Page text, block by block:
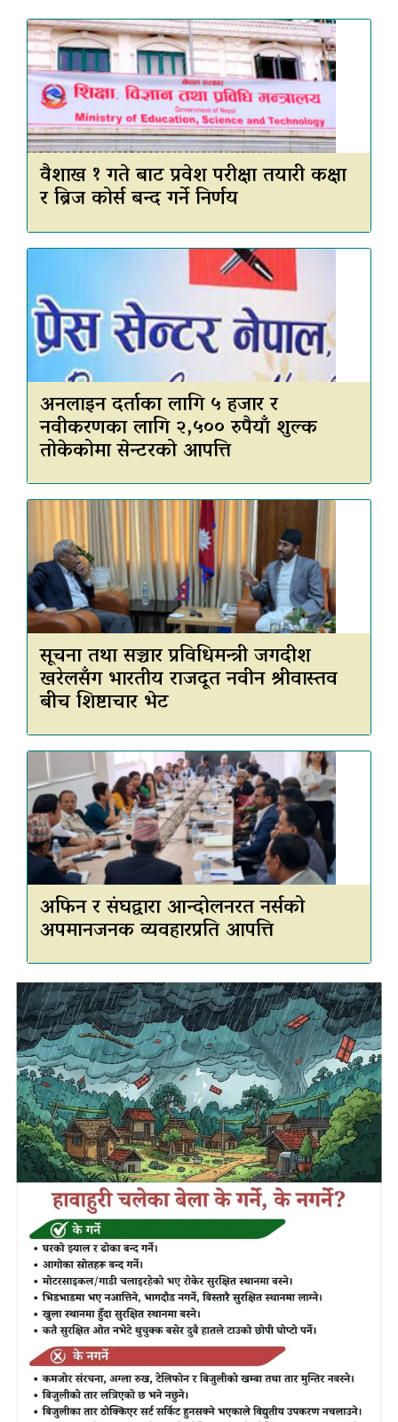
वैशाख १ गते बाट प्रवेश परीक्षा तयारी कक्षा
र ब्रिज कोर्स बन्द गर्ने निर्णय
अनलाइन दर्ताका लागि ५ हजार र
नवीकरणका लागि २,५०० रुपैयाँ शुल्क
तोकेकोमा सेन्टरको आपत्ति
सूचना तथा सञ्चार प्रविधिमन्त्री जगदीश
खरेलसँग भारतीय राजदूत नवीन श्रीवास्तव
बीच शिष्टाचार भेट
अफिन र संघद्वारा आन्दोलनरत नर्सको
अपमानजनक व्यवहारप्रति आपत्ति